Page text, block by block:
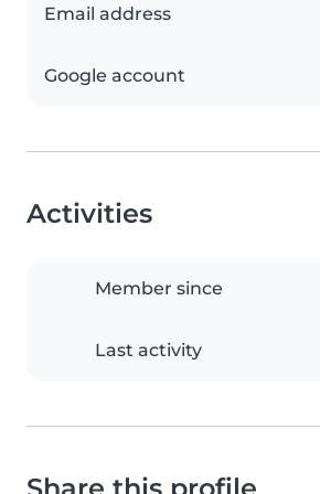
Email address
Google account
Activities
Member since
Last activity